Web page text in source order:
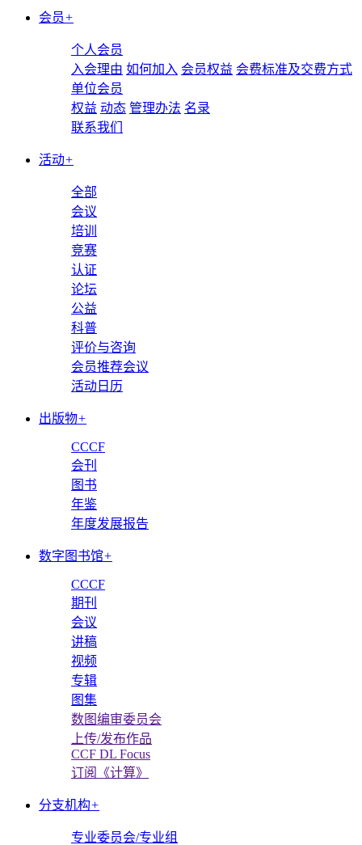
会员+
个人会员
入会理由 如何加入 会员权益 会费标准及交费方式
单位会员
权益 动态 管理办法 名录
联系我们
活动+
全部
会议
培训
竞赛
认证
论坛
公益
科普
评价与咨询
会员推荐会议
活动日历
出版物+
CCCF
会刊
图书
年鉴
年度发展报告
数字图书馆+
CCCF
期刊
会议
讲稿
视频
专辑
图集
数图编审委员会
上传/发布作品
CCF DL Focus
订阅《计算》
分支机构+
专业委员会/专业组